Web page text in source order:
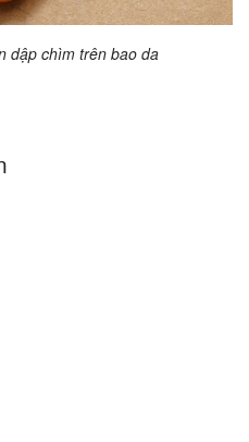
dập chìm trên bao da